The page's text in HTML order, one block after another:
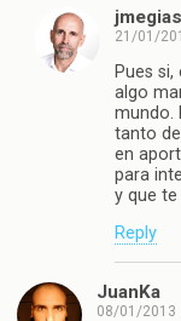
jmegias
21/01/
Pues
algo
mundo.
tanto
en
para
y que
Reply
JuanKa
08/01/2013